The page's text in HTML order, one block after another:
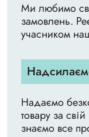
Ми любимо
замовлень.
учасником
Надаємо
товару за
знаємо все